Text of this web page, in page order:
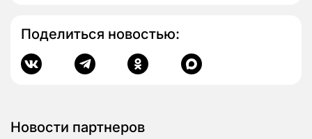
Поделиться новостью:
Новости партнеров